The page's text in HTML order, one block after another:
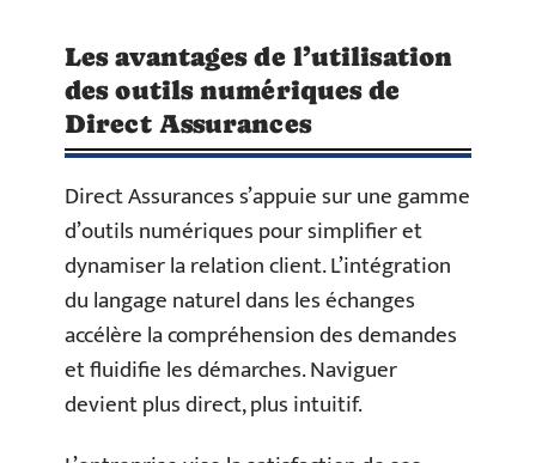
Les avantages de l’utilisation
des outils numériques de
Direct Assurances
Direct Assurances s’appuie sur une gamme
d’outils numériques pour simplifier et
dynamiser la relation client. L’intégration
du langage naturel dans les échanges
accélère la compréhension des demandes
et fluidifie les démarches. Naviguer
devient plus direct, plus intuitif.